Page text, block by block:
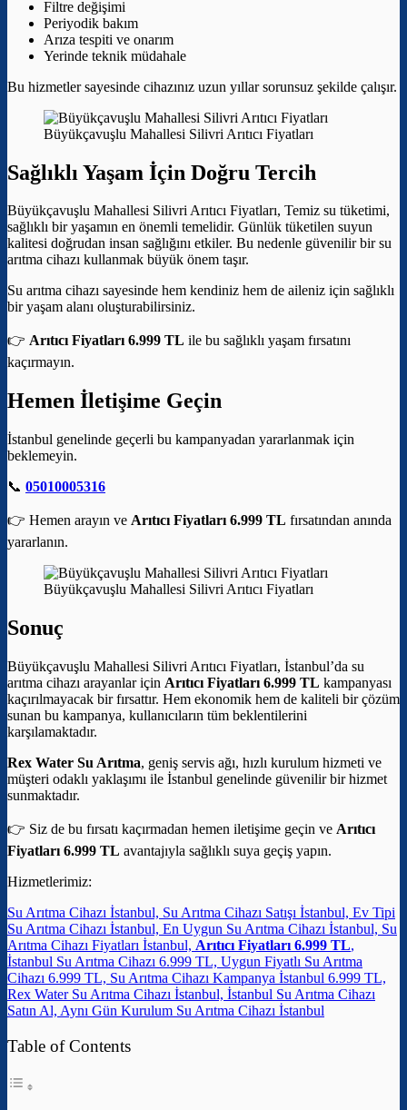
Filtre değişimi
Periyodik bakım
Arıza tespiti ve onarım
Yerinde teknik müdahale
Bu hizmetler sayesinde cihazınız uzun yıllar sorunsuz şekilde çalışır.
Büyükçavuşlu Mahallesi Silivri Arıtıcı Fiyatları
Sağlıklı Yaşam İçin Doğru Tercih
Büyükçavuşlu Mahallesi Silivri Arıtıcı Fiyatları, Temiz su tüketimi,
sağlıklı bir yaşamın en önemli temelidir. Günlük tüketilen suyun
kalitesi doğrudan insan sağlığını etkiler. Bu nedenle güvenilir bir su
arıtma cihazı kullanmak büyük önem taşır.
Su arıtma cihazı sayesinde hem kendiniz hem de aileniz için sağlıklı
bir yaşam alanı oluşturabilirsiniz.
👉 Arıtıcı Fiyatları 6.999 TL ile bu sağlıklı yaşam fırsatını
kaçırmayın.
Hemen İletişime Geçin
İstanbul genelinde geçerli bu kampanyadan yararlanmak için
beklemeyin.
📞 05010005316
👉 Hemen arayın ve Arıtıcı Fiyatları 6.999 TL fırsatından anında
yararlanın.
Büyükçavuşlu Mahallesi Silivri Arıtıcı Fiyatları
Sonuç
Büyükçavuşlu Mahallesi Silivri Arıtıcı Fiyatları, İstanbul’da su
arıtma cihazı arayanlar için Arıtıcı Fiyatları 6.999 TL kampanyası
kaçırılmayacak bir fırsattır. Hem ekonomik hem de kaliteli bir çözüm
sunan bu kampanya, kullanıcıların tüm beklentilerini
karşılamaktadır.
Rex Water Su Arıtma, geniş servis ağı, hızlı kurulum hizmeti ve
müşteri odaklı yaklaşımı ile İstanbul genelinde güvenilir bir hizmet
sunmaktadır.
👉 Siz de bu fırsatı kaçırmadan hemen iletişime geçin ve Arıtıcı
Fiyatları 6.999 TL avantajıyla sağlıklı suya geçiş yapın.
Hizmetlerimiz:
Su Arıtma Cihazı İstanbul, Su Arıtma Cihazı Satışı İstanbul, Ev Tipi
Su Arıtma Cihazı İstanbul, En Uygun Su Arıtma Cihazı İstanbul, Su
Arıtma Cihazı Fiyatları İstanbul, Arıtıcı Fiyatları 6.999 TL,
İstanbul Su Arıtma Cihazı 6.999 TL, Uygun Fiyatlı Su Arıtma
Cihazı 6.999 TL, Su Arıtma Cihazı Kampanya İstanbul 6.999 TL,
Rex Water Su Arıtma Cihazı İstanbul, İstanbul Su Arıtma Cihazı
Satın Al, Aynı Gün Kurulum Su Arıtma Cihazı İstanbul
Table of Contents